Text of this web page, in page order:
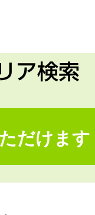
ア検索
だけます